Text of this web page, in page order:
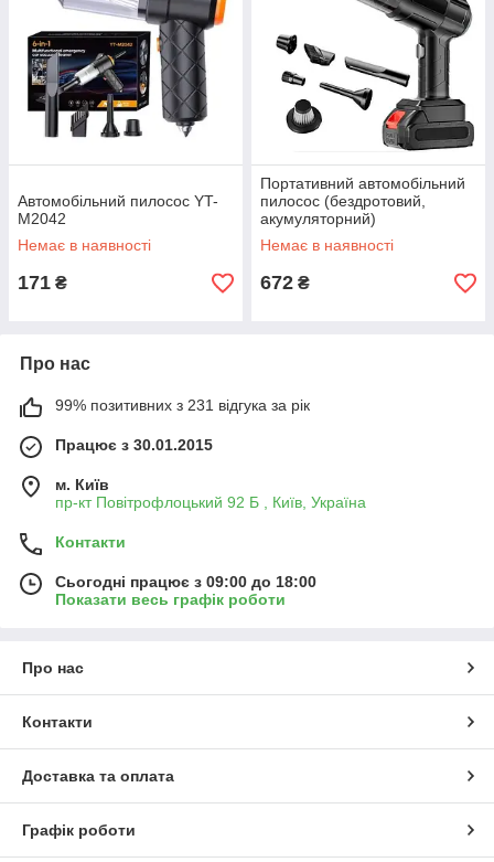
Автомобільний пилосос YT-
M2042
Немає в наявності
171 ₴
Портативний автомобільний
пилосос (бездротовий,
акумуляторний)
Немає в наявності
672 ₴
Про нас
99% позитивних з 231 відгука за рік
Працює з 30.01.2015
м. Київ
пр-кт Повітрофлоцький 92 Б , Київ, Україна
Контакти
Сьогодні працює з 09:00 до 18:00
Показати весь графік роботи
Про нас
Контакти
Доставка та оплата
Графік роботи